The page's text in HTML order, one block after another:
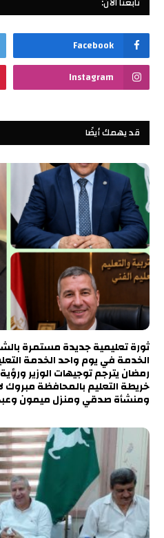
Facebook
Instagram
قد يهمك أيضًا
الخدمة في يوم واحد الخدمة
رمضان يترجم توجيهات الوزير
خريطة التعليم بالمحافظة مبروك
ومنشأة صدقي ومنزل ميمون